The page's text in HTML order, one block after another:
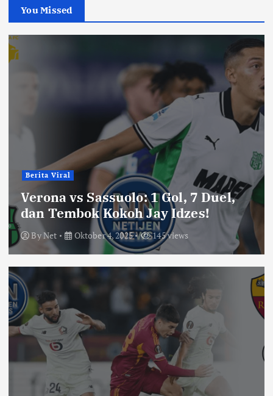
You Missed
Berita Viral
Verona vs Sassuolo: 1 Gol, 7 Duel,
dan Tembok Kokoh Jay Idzes!
ByNet Oktober 4, 2025 145 views